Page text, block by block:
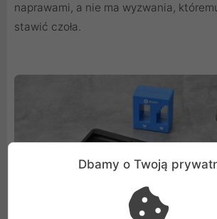
naprawami, a nie ma wyzwania,
stawić czoła.
Dbamy o Twoją